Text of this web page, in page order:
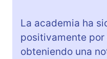
La academia ha
positivamente por
obteniendo una